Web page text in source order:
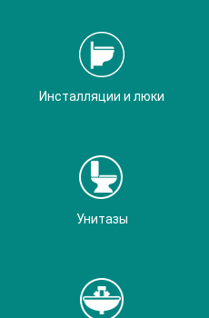
Инсталляции и люки
Унитазы